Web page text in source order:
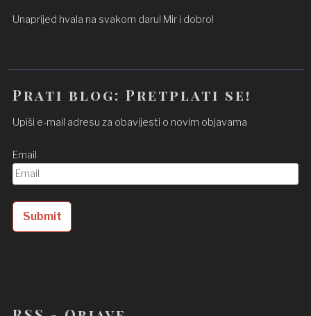
Unaprijed hvala na svakom daru! Mir i dobro!
Prati blog: Pretplati se!
Upiši e-mail adresu za obavijesti o novim objavama
Email